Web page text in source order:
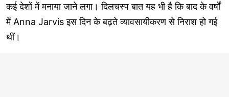
कई देशों में मनाया जाने लगा। दिलचस्प बात यह भी है कि बाद के वर्षों
में Anna Jarvis इस दिन के बढ़ते व्यावसायीकरण से निराश हो गई
थीं।